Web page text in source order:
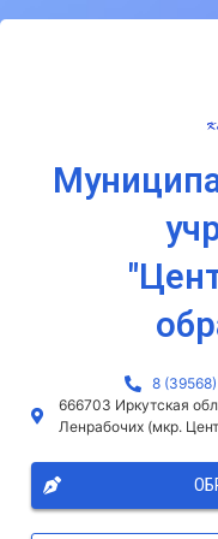
8
666703 Иркутская
Ленрабочих (мкр.